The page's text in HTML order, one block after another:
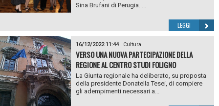
Sina Brufani di Perugia. ...
LEGGI
16/12/2022 11:44| Cultura
VERSO UNA NUOVA PARTECIPAZIONE DELLA
REGIONE AL CENTRO STUDI FOLIGNO
La Giunta regionale ha deliberato, su proposta
della presidente Donatella Tesei, di compiere
gli adempimenti necessari a...